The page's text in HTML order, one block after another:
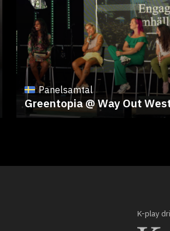
Panelsamtal
Greentopia @ Way Out
K-play